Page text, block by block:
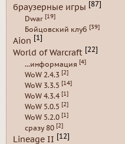
браузерные игры [87]
Dwar [19]
Бойцовский клуб [39]
Aion [1]
World of Warcraft [22]
...информация [4]
WoW 2.4.3 [2]
WoW 3.3.5 [14]
WoW 4.3.4 [1]
WoW 5.0.5 [2]
WoW 5.2.0 [1]
сразу 80 [2]
Lineage II [12]